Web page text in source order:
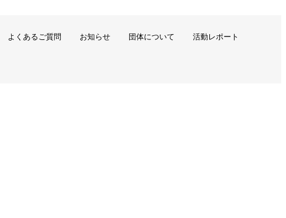
よくあるご質問 お知らせ 団体について 活動レポート